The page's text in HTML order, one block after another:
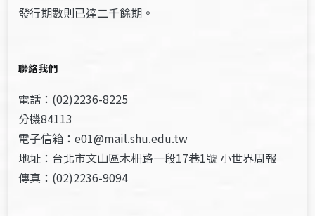
發行期數則已達二千餘期。
聯絡我們
電話：(02)2236-8225
分機84113
電子信箱：e01@mail.shu.edu.tw
地址：台北市文山區木柵路一段17巷1號 小世界周報
傳真：(02)2236-9094